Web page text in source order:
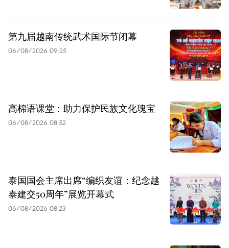
第九届越南传统武术国际节闭幕
06/08/2026 09:25
高棉语课堂：助力保护民族文化瑰宝
06/08/2026 08:52
泰国国会主席出席“编织友谊：纪念越
泰建交50周年”展览开幕式
06/08/2026 08:23